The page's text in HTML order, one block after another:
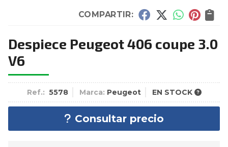
COMPARTIR:
Despiece Peugeot 406 coupe 3.0
V6
Ref.: 5578 Marca: Peugeot EN STOCK
Consultar precio